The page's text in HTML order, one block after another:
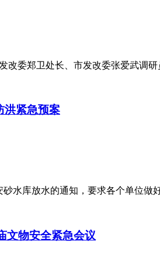
改委郑卫处长、市发改委张爱武调
洪紧急预案
水库放水的通知，要求各个单位
文物安全紧急会议